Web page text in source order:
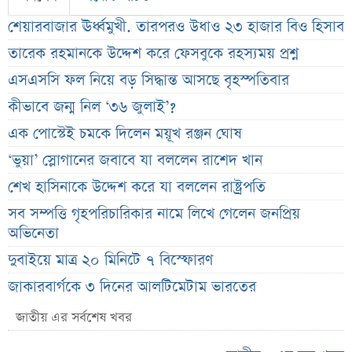
শেয়ারবাজার ঊর্ধ্বমুখী. তারপরও উধাও ২৩ হাজার বিও হিসাব
তারেক রহমানকে উদ্দেশ করে ফেসবুকে রহস্যময় প্রশ্ন
এসএসসি ফল নিয়ে বড় সিদ্ধান্ত আসছে বৃহস্পতিবার
কীভাবে জন্ম নিল ‘৩৬ জুলাই’?
এক পোস্টেই চমকে দিলেন ময়ূখ রঞ্জন ঘোষ
‘ভুয়া’ স্লোগানের জবাবে যা বললেন রাশেদ খান
শেখ হাসিনাকে উদ্দেশ করে যা বললেন রাষ্ট্রপতি
সব সম্পত্তি গৃহপরিচারিকার নামে লিখে গেলেন জনপ্রিয়
অভিনেতা
দুবাইয়ে মাত্র ২০ মিনিটে ৭ বিস্ফোরণ
জাকারবার্গকে ৩ দিনের আলটিমেটাম ভারতের
সরকারি ওয়েবসাইটে ‘Error 503’, কারণ জানালেন
উপদেষ্টা
জাতীয় এর সর্বশেষ খবর